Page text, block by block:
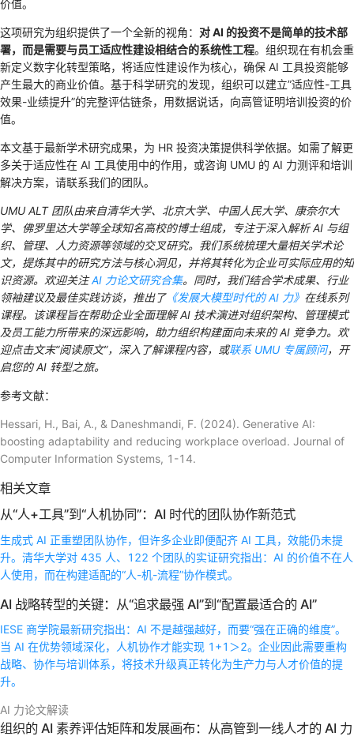
价值。
这项研究为组织提供了一个全新的视角： 对 AI 的投资不是简单的技术部
署，而是需要与员工适应性建设相结合的系统性工程。组织现在有机会重
新定义数字化转型策略，将适应性建设作为核心，确保 AI 工具投资能够
产生最大的商业价值。基于科学研究的发现，组织可以建立”适应性-工具
效果-业绩提升”的完整评估链条，用数据说话，向高管证明培训投资的价
值。
本文基于最新学术研究成果，为 HR 投资决策提供科学依据。如需了解更
多关于适应性在 AI 工具使用中的作用，或咨询 UMU 的 AI 力测评和培训
解决方案，请联系我们的团队。
UMU ALT 团队由来自清华大学、北京大学、中国人民大学、康奈尔大
学、佛罗里达大学等全球知名高校的博士组成，专注于深入解析 AI 与组
织、管理、人力资源等领域的交叉研究。我们系统梳理大量相关学术论
文，提炼其中的研究方法与核心洞见，并将其转化为企业可实际应用的知
识资源。欢迎关注AI 力论文研究合集。同时，我们结合学术成果、行业
领袖建议及最佳实践访谈，推出了《发展大模型时代的 AI 力》 在线系列
课程。该课程旨在帮助企业全面理解 AI 技术演进对组织架构、管理模式
及员工能力所带来的深远影响，助力组织构建面向未来的 AI 竞争力。欢
迎点击文末“阅读原文”，深入了解课程内容，或联系 UMU 专属顾问，开
启您的 AI 转型之旅。
参考文献：
Hessari, H., Bai, A., & Daneshmandi, F. (2024). Generative AI:
boosting adaptability and reducing workplace overload. Journal of
Computer Information Systems, 1-14.
相关文章
从“人+工具”到“人机协同”：AI 时代的团队协作新范式
生成式 AI 正重塑团队协作，但许多企业即便配齐 AI 工具，效能仍未提
升。清华大学对 435 人、122 个团队的实证研究指出：AI 的价值不在人
人使用，而在构建适配的“人-机-流程”协作模式。
AI 战略转型的关键：从“追求最强 AI”到“配置最适合的 AI”
IESE 商学院最新研究指出：AI 不是越强越好，而要“强在正确的维度”。
当 AI 在优势领域深化，人机协作才能实现 1+1＞2。企业因此需要重构
战略、协作与培训体系，将技术升级真正转化为生产力与人才价值的提
升。
AI 力论文解读
组织的 AI 素养评估矩阵和发展画布：从高管到一线人才的 AI 力